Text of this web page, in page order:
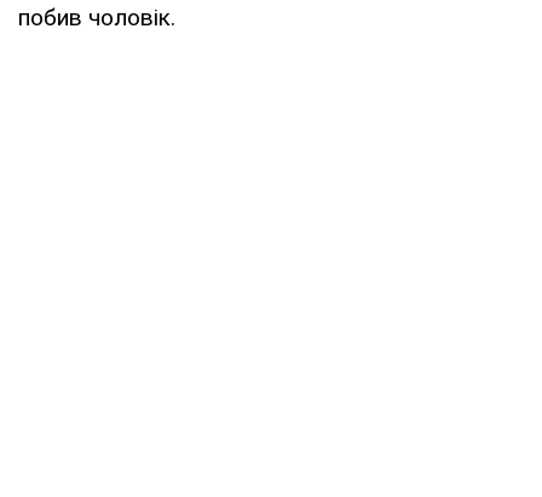
побив чоловік.